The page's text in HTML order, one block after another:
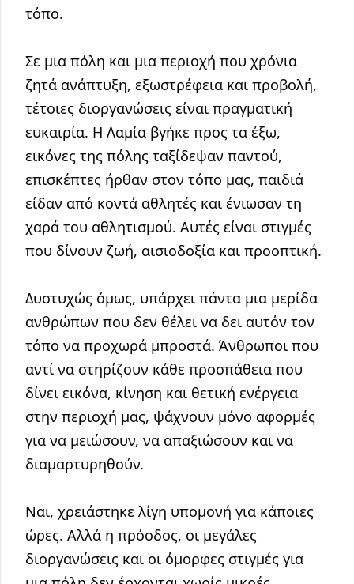
τόπο.
Σε μια πόλη και μια περιοχή που χρόνια
ζητά ανάπτυξη, εξωστρέφεια και προβολή,
τέτοιες διοργανώσεις είναι πραγματική
ευκαιρία. Η Λαμία βγήκε προς τα έξω,
εικόνες της πόλης ταξίδεψαν παντού,
επισκέπτες ήρθαν στον τόπο μας, παιδιά
είδαν από κοντά αθλητές και ένιωσαν τη
χαρά του αθλητισμού. Αυτές είναι στιγμές
που δίνουν ζωή, αισιοδοξία και προοπτική.
Δυστυχώς όμως, υπάρχει πάντα μια μερίδα
ανθρώπων που δεν θέλει να δει αυτόν τον
τόπο να προχωρά μπροστά. Άνθρωποι που
αντί να στηρίζουν κάθε προσπάθεια που
δίνει εικόνα, κίνηση και θετική ενέργεια
στην περιοχή μας, ψάχνουν μόνο αφορμές
για να μειώσουν, να απαξιώσουν και να
διαμαρτυρηθούν.
Ναι, χρειάστηκε λίγη υπομονή για κάποιες
ώρες. Αλλά η πρόοδος, οι μεγάλες
διοργανώσεις και οι όμορφες στιγμές για